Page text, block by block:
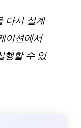
다시 설계
이션에서
행할 수 있